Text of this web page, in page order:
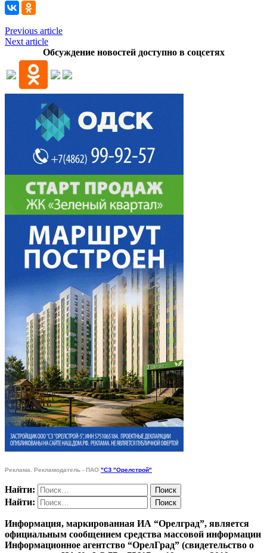
Previous article
Next article
Обсуждение новостей доступно в соцсетях
Реклама. Рекламодатель - ПАО "СЗ "Орелстрой"
Найти:
Найти:
Информация, маркированная ИА “Орелград”, является
официальным сообщением средства массовой информации
Информационное агентство “ОрелГрад” (свидетельство о